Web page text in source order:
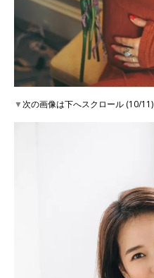
▼次の画像は下へスクロール (10/11)